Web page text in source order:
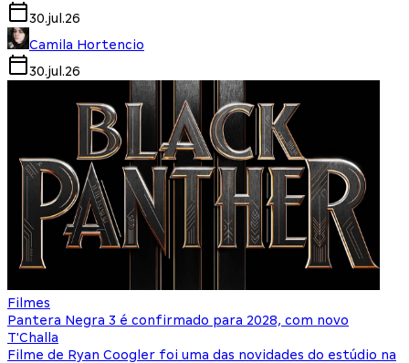
30.jul.26
Camila Hortencio
30.jul.26
Filmes
Pantera Negra 3 é confirmado para 2028, com novo
T'Challa
Filme de Ryan Coogler foi uma das novidades do estúdio na